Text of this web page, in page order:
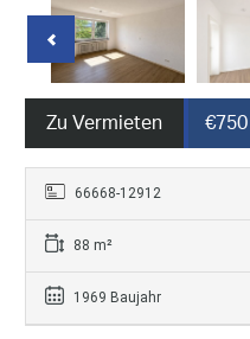
Zu Vermieten €750
66668-12912
88 m²
1969 Baujahr